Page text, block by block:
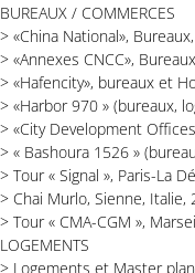
BUREAUX / COMMERCES
> «China National»,
> «Annexes CNCC»,
> «Hafencity», bureaux et
> «Harbor 970 » (bureaux,
> «City Development
> « Bashoura 1526 »
> Tour « Signal », Paris-La
> Chai Murlo, Sienne, Italie,
> Tour « CMA-CGM »,
LOGEMENTS
> Logements et Master